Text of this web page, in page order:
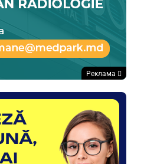
Реклама